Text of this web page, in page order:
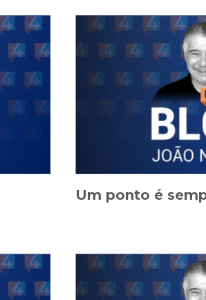
Um ponto é